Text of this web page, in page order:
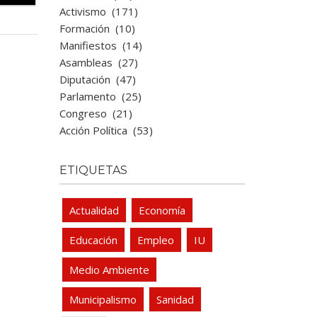
Activismo (171)
Formación (10)
Manifiestos (14)
Asambleas (27)
Diputación (47)
Parlamento (25)
Congreso (21)
Acción Política (53)
ETIQUETAS
Actualidad Economía
Educación Empleo IU
Medio Ambiente
Municipalismo Sanidad